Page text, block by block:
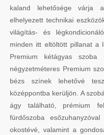
kaland lehetősége várja
elhelyezett technikai
világítás- és
minden itt eltöltött pillanat a
Premium kétágyas
négyzetméteres Premium
bézs színek lehetővé
középpontba kerüljön. A
ágy található, prémium
fürdőszoba
okostévé, valamint a